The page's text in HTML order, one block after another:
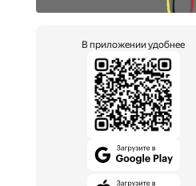
В приложении удобнее